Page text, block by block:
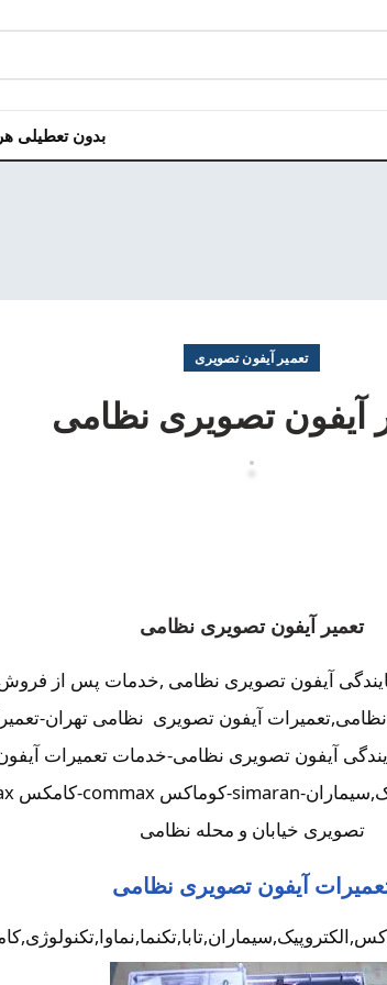
بدون تعطیلی هر روز
تعمیر آیفون تصویری
آیفون تصویری نظامی
تعمیر آیفون تصویری نظامی
آیفون تصویری نظامی ,خدمات پس از
نظامی,تعمیرات آیفون تصویری نظامی تهران-
آیفون تصویری نظامی-خدمات تعمیرات
تصویری خیابان و محله نظامی
آیفون تصویری نظامی